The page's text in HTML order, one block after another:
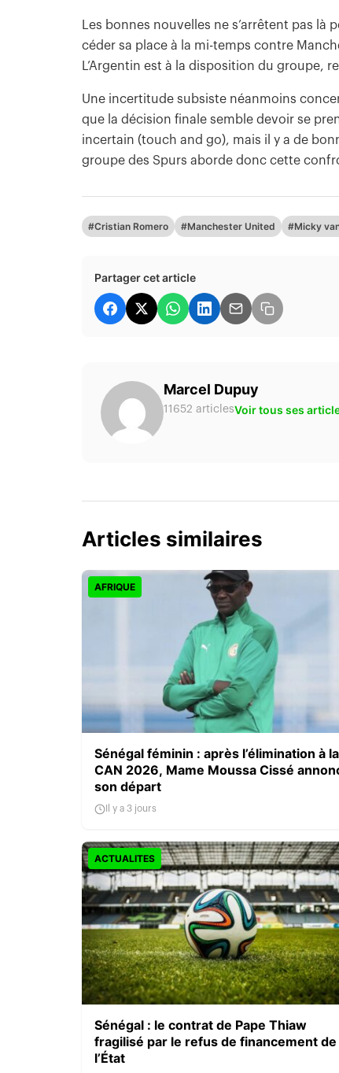
Les bonnes nouvelles ne s’arrêtent pas
céder sa place à la mi-temps contre
L’Argentin est à la disposition du groupe,
Une incertitude subsiste néanmoins
que la décision finale semble devoir se
incertain (touch and go), mais il y a de
groupe des Spurs aborde donc cette
#Cristian Romero #Manchester United #Micky
Partager cet article
Marcel Dupuy
11652 articlesVoir tous ses
Articles similaires
AFRIQUE
Sénégal féminin : après l’élimination à la
CAN 2026, Mame Moussa Cissé
son départ
Il y a 3 jours
ACTUALITES
Sénégal : le contrat de Pape Thiaw
fragilisé par le refus de financement de
l’État